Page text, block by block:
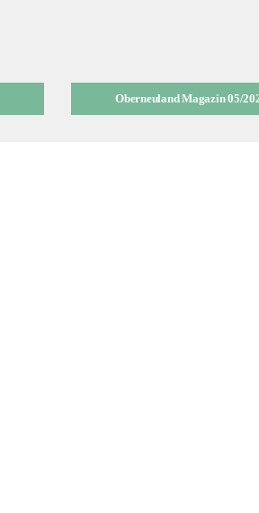
Oberneuland Magazin 05/